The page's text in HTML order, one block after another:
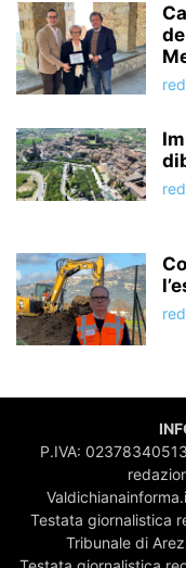
P.IVA:
Testata giornalistica
Tribunale di